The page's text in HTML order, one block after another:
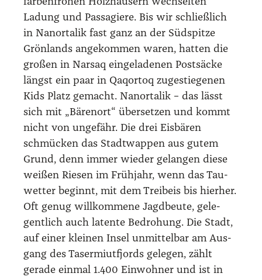
Ladung und Pas­sa­gie­re. Bis wir schließ­lich
in Nan­or­ta­lik fast ganz an der Süd­spit­ze
Grön­lands ange­kom­men waren, hat­ten die
gro­ßen in Nars­aq ein­ge­la­de­nen Post­sä­cke
längst ein paar in Qaqor­toq zuge­stie­ge­nen
Kids Platz gemacht. Nan­or­ta­lik – das lässt
sich mit „Bären­ort“ über­set­zen und kommt
nicht von unge­fähr. Die drei Eis­bä­ren
schmü­cken das Stadt­wap­pen aus gutem
Grund, denn immer wie­der gelan­gen die­se
wei­ßen Rie­sen im Früh­jahr, wenn das Tau­
wet­ter beginnt, mit dem Treib­eis bis hier­her.
Oft genug will­kom­me­ne Jagd­beu­te, gele­
gent­lich auch laten­te Bedro­hung. Die Stadt,
auf einer klei­nen Insel unmit­tel­bar am Aus­
gang des Taser­mi­ut­fjords gele­gen, zählt
gera­de ein­mal 1.400 Ein­woh­ner und ist in